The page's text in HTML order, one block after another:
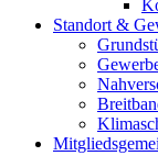
Standort &